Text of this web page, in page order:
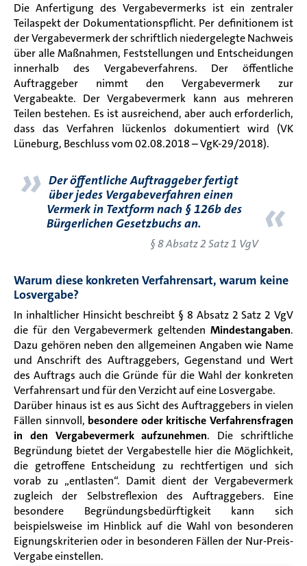
Die Anfertigung des Vergabevermerks ist ein zentraler
Teilaspekt der Dokumentationspflicht. Per definitionem ist
der Vergabevermerk der schriftlich niedergelegte Nachweis
über alle Maßnahmen, Feststellungen und Entscheidungen
innerhalb des Vergabeverfahrens. Der öffentliche
Auftraggeber nimmt den Vergabevermerk zur
Vergabeakte. Der Vergabevermerk kann aus mehreren
Teilen bestehen. Es ist ausreichend, aber auch erforderlich,
dass das Verfahren lückenlos dokumentiert wird (VK
Lüneburg, Beschluss vom 02.08.2018 – VgK-29/2018).
» Der öffentliche Auftraggeber fertigt
über jedes Vergabeverfahren einen
Vermerk in Textform nach § 126b des
Bürgerlichen Gesetzbuchs an.
«
§ 8 Absatz 2 Satz 1 VgV
Warum diese konkreten Verfahrensart, warum keine
Losvergabe?
In inhaltlicher Hinsicht beschreibt § 8 Absatz 2 Satz 2 VgV
die für den Vergabevermerk geltenden Mindestangaben.
Dazu gehören neben den allgemeinen Angaben wie Name
und Anschrift des Auftraggebers, Gegenstand und Wert
des Auftrags auch die Gründe für die Wahl der konkreten
Verfahrensart und für den Verzicht auf eine Losvergabe.
Darüber hinaus ist es aus Sicht des Auftraggebers in vielen
Fällen sinnvoll, besondere oder kritische Verfahrensfragen
in den Vergabevermerk aufzunehmen. Die schriftliche
Begründung bietet der Vergabestelle hier die Möglichkeit,
die getroffene Entscheidung zu rechtfertigen und sich
vorab zu „entlasten“. Damit dient der Vergabevermerk
zugleich der Selbstreflexion des Auftraggebers. Eine
besondere Begründungsbedürftigkeit kann sich
beispielsweise im Hinblick auf die Wahl von besonderen
Eignungskriterien oder in besonderen Fällen der Nur-Preis-
Vergabe einstellen.